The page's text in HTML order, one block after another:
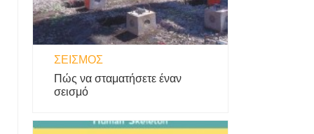
ΣΕΙΣΜΌΣ
Πώς να σταματήσετε έναν
σεισμό